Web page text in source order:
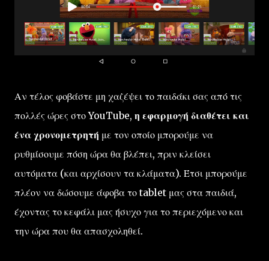
Αν τέλος φοβάστε μη χαζέψει το παιδάκι σας από τις
πολλές ώρες στο YouTube, η εφαρμογή διαθέτει και
ένα χρονομετρητή με τον οποίο μπορούμε να
ρυθμίσουμε πόση ώρα θα βλέπει, πριν κλείσει
αυτόματα (και αρχίσουν τα κλάματα). Έτσι μπορούμε
πλέον να δώσουμε άφοβα το tablet μας στα παιδιά,
έχοντας το κεφάλι μας ήσυχο για το περιεχόμενο και
την ώρα που θα απασχοληθεί.